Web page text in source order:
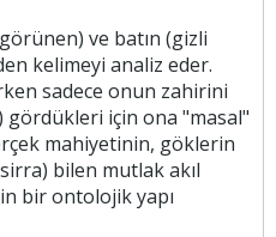
ve batın (gizli
kelimeyi analiz eder.
sadece onun zahirini
için ona "masal"
mahiyetinin, göklerin
bilen mutlak akıl
bir ontolojik yapı